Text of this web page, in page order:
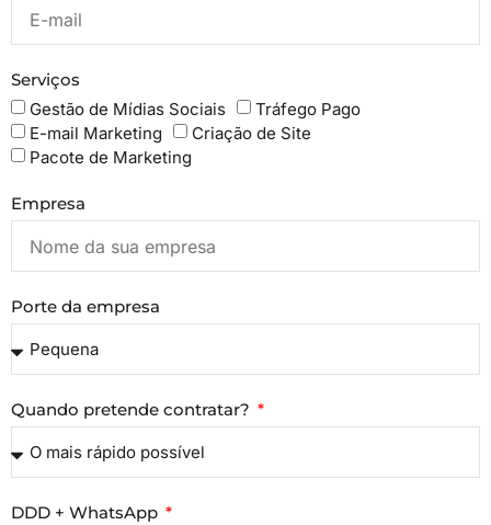
Serviços
Gestão de Mídias Sociais
Tráfego Pago
E-mail Marketing
Criação de Site
Pacote de Marketing
Empresa
Porte da empresa
Quando pretende contratar?
DDD + WhatsApp